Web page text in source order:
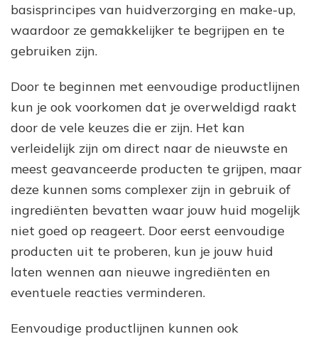
basisprincipes van huidverzorging en make-up,
waardoor ze gemakkelijker te begrijpen en te
gebruiken zijn.
Door te beginnen met eenvoudige productlijnen
kun je ook voorkomen dat je overweldigd raakt
door de vele keuzes die er zijn. Het kan
verleidelijk zijn om direct naar de nieuwste en
meest geavanceerde producten te grijpen, maar
deze kunnen soms complexer zijn in gebruik of
ingrediënten bevatten waar jouw huid mogelijk
niet goed op reageert. Door eerst eenvoudige
producten uit te proberen, kun je jouw huid
laten wennen aan nieuwe ingrediënten en
eventuele reacties verminderen.
Eenvoudige productlijnen kunnen ook